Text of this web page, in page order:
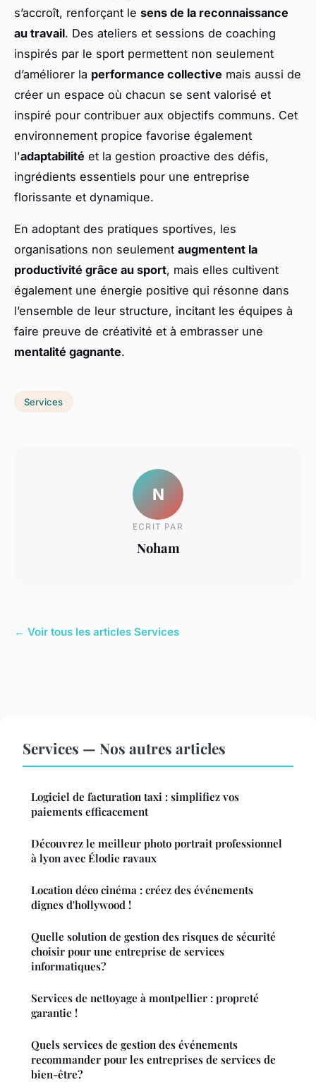
s’accroît, renforçant le sens de la reconnaissance
au travail. Des ateliers et sessions de coaching
inspirés par le sport permettent non seulement
d’améliorer la performance collective mais aussi de
créer un espace où chacun se sent valorisé et
inspiré pour contribuer aux objectifs communs. Cet
environnement propice favorise également
l'adaptabilité et la gestion proactive des défis,
ingrédients essentiels pour une entreprise
florissante et dynamique.
En adoptant des pratiques sportives, les
organisations non seulement augmentent la
productivité grâce au sport, mais elles cultivent
également une énergie positive qui résonne dans
l’ensemble de leur structure, incitant les équipes à
faire preuve de créativité et à embrasser une
mentalité gagnante.
Services
N
ECRIT PAR
Noham
← Voir tous les articles Services
Services — Nos autres articles
Logiciel de facturation taxi : simplifiez vos
paiements efficacement
Découvrez le meilleur photo portrait professionnel
à lyon avec Élodie ravaux
Location déco cinéma : créez des événements
dignes d'hollywood !
Quelle solution de gestion des risques de sécurité
choisir pour une entreprise de services
informatiques?
Services de nettoyage à montpellier : propreté
garantie !
Quels services de gestion des événements
recommander pour les entreprises de services de
bien-être?